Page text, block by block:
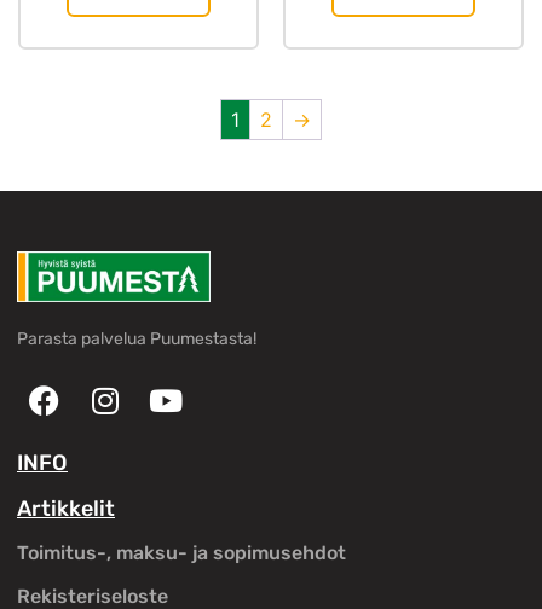
1 2 →
Parasta palvelua Puumestasta!
INFO
Artikkelit
Toimitus-, maksu- ja sopimusehdot
Rekisteriseloste